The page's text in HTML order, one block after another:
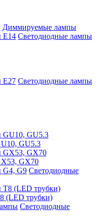
Диммируемые лампы
Светодиодные лампы
Светодиодные лампы
GU5.3
GX70
Светодиодные
(LED трубки)
Светодиодные